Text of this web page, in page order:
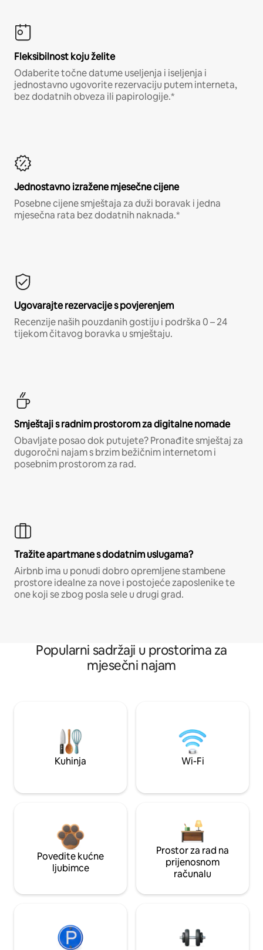
Fleksibilnost koju želite
Odaberite točne datume useljenja i iseljenja i
jednostavno ugovorite rezervaciju putem interneta,
bez dodatnih obveza ili papirologije.*
Jednostavno izražene mjesečne cijene
Posebne cijene smještaja za duži boravak i jedna
mjesečna rata bez dodatnih naknada.*
Ugovarajte rezervacije s povjerenjem
Recenzije naših pouzdanih gostiju i podrška 0 – 24
tijekom čitavog boravka u smještaju.
Smještaji s radnim prostorom za digitalne nomade
Obavljate posao dok putujete? Pronađite smještaj za
dugoročni najam s brzim bežičnim internetom i
posebnim prostorom za rad.
Tražite apartmane s dodatnim uslugama?
Airbnb ima u ponudi dobro opremljene stambene
prostore idealne za nove i postojeće zaposlenike te
one koji se zbog posla sele u drugi grad.
Popularni sadržaji u prostorima za
mjesečni najam
Kuhinja Wi-Fi
Povedite kućne
ljubimce
Prostor za rad na
prijenosnom
računalu